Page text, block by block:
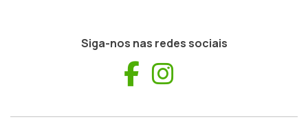
Siga-nos nas redes sociais
Facebook